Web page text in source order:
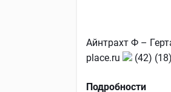
Айнтрахт Ф –
place.ru
(42)
Подробности